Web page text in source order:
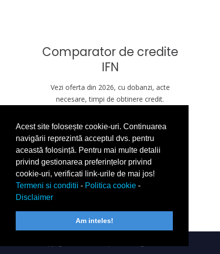
Acest site folosește cookie-uri. Continuarea
navigării reprezintă acceptul dvs. pentru
această folosință. Pentru mai multe detalii
privind gestionarea preferințelor privind
cookie-uri, verificati link-urile de mai jos!
Termeni si conditii - Politica cookie -
Disclaimer
Am inteles!
Comparator de credite
IFN
Vezi oferta din 2026, cu dobanzi, acte
necesare, timpi de obtinere credit.
VREAU CREDIT ASTAZI